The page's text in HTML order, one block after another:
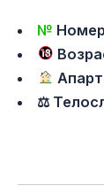
№
⚖